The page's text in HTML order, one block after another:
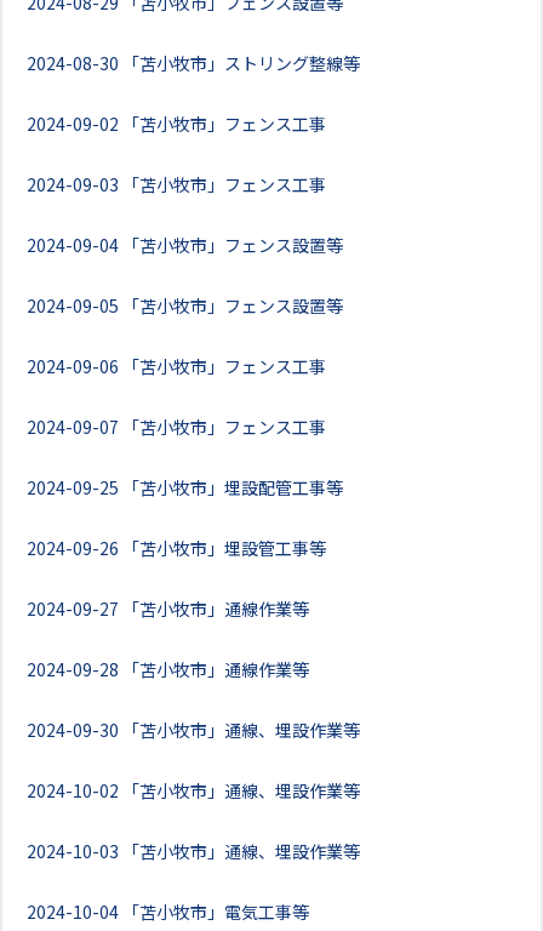
2024-08-30 「苫小牧市」ストリング整線等
2024-09-02 「苫小牧市」フェンス工事
2024-09-03 「苫小牧市」フェンス工事
2024-09-04 「苫小牧市」フェンス設置等
2024-09-05 「苫小牧市」フェンス設置等
2024-09-06 「苫小牧市」フェンス工事
2024-09-07 「苫小牧市」フェンス工事
2024-09-25 「苫小牧市」埋設配管工事等
2024-09-26 「苫小牧市」埋設管工事等
2024-09-27 「苫小牧市」通線作業等
2024-09-28 「苫小牧市」通線作業等
2024-09-30 「苫小牧市」通線、埋設作業等
2024-10-02 「苫小牧市」通線、埋設作業等
2024-10-03 「苫小牧市」通線、埋設作業等
2024-10-04 「苫小牧市」電気工事等